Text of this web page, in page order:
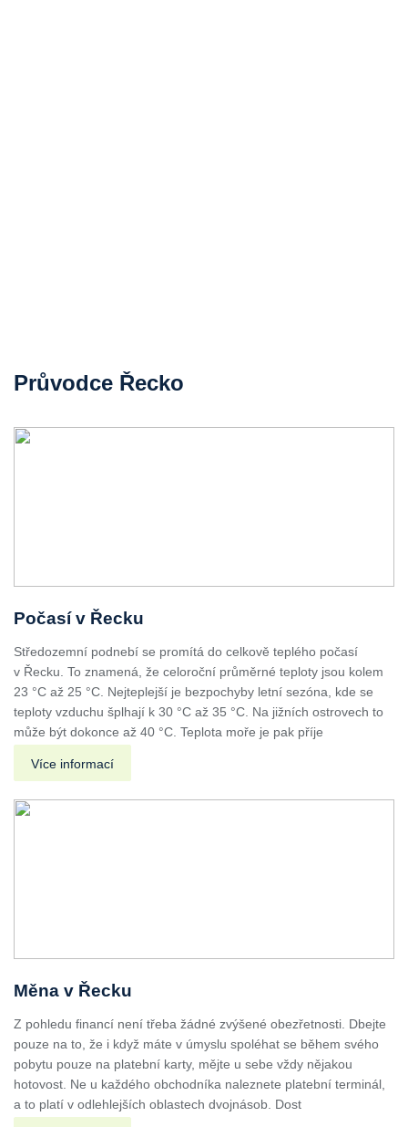
Průvodce Řecko
Počasí v Řecku
Středozemní podnebí se promítá do celkově teplého počasí
v Řecku. To znamená, že celoroční průměrné teploty jsou kolem
23 °C až 25 °C. Nejteplejší je bezpochyby letní sezóna, kde se
teploty vzduchu šplhají k 30 °C až 35 °C. Na jižních ostrovech to
může být dokonce až 40 °C. Teplota moře je pak příje
Více informací
Měna v Řecku
Z pohledu financí není třeba žádné zvýšené obezřetnosti. Dbejte
pouze na to, že i když máte v úmyslu spoléhat se během svého
pobytu pouze na platební karty, mějte u sebe vždy nějakou
hotovost. Ne u každého obchodníka naleznete platební terminál,
a to platí v odlehlejších oblastech dvojnásob. Dost